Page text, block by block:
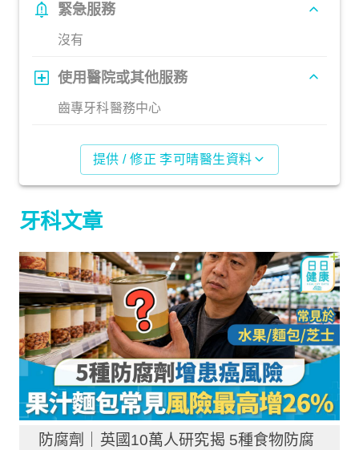
緊急服務
沒有
使用醫院或其他服務
齒專牙科醫務中心
提供 / 修正 李可晴醫生資料
牙科文章
防腐劑｜英國10萬人研究揭 5種食物防腐